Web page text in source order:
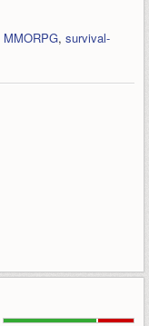
MMORPG, survival-